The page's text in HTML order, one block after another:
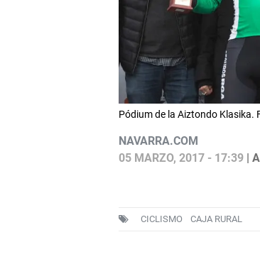
Pódium de la Aiztondo Klasika.
NAVARRA.COM
05 MARZO, 2017 - 17:39|
CICLISMO CAJA RURAL